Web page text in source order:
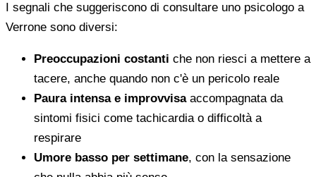
I segnali che suggeriscono di consultare uno psicologo a
Verrone sono diversi:
Preoccupazioni costanti che non riesci a mettere a
tacere, anche quando non c'è un pericolo reale
Paura intensa e improvvisaaccompagnata da
sintomi fisici come tachicardia o difficoltà a
respirare
Umore basso per settimane, con la sensazione